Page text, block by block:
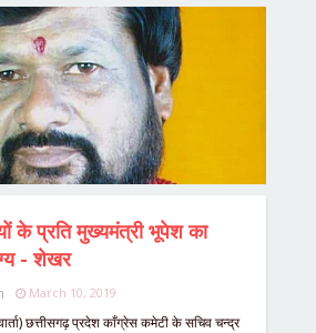
के प्रति मुख्यमंत्री भूपेश का
- शेखर
March 10, 2019
छत्तीसगढ़ प्रदेश काँग्रेस कमेटी के सचिव चन्द्र